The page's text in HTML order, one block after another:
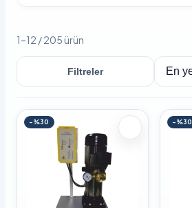
1–12 / 205 ürün
Filtreler Sırala
-%30 -%30